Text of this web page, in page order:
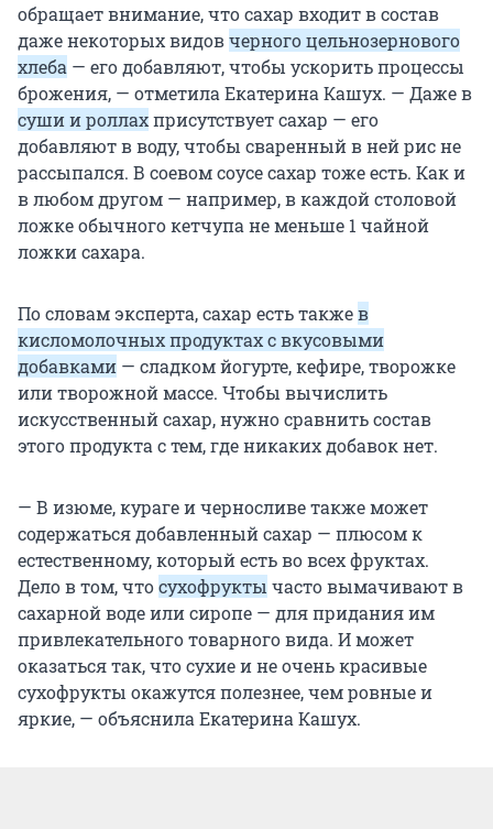
обращает внимание, что сахар входит в состав
даже некоторых видовчерного цельнозернового
хлеба — его добавляют, чтобы ускорить процессы
брожения, — отметила Екатерина Кашух. — Даже в
суши и роллахприсутствует сахар — его
добавляют в воду, чтобы сваренный в ней рис не
рассыпался. В соевом соусе сахар тоже есть. Как и
в любом другом — например, в каждой столовой
ложке обычного кетчупа не меньше 1 чайной
ложки сахара.
По словам эксперта, сахар есть такжев
кисломолочных продуктах с вкусовыми
добавками — сладком йогурте, кефире, творожке
или творожной массе. Чтобы вычислить
искусственный сахар, нужно сравнить состав
этого продукта с тем, где никаких добавок нет.
— В изюме, кураге и черносливе также может
содержаться добавленный сахар — плюсом к
естественному, который есть во всех фруктах.
Дело в том, чтосухофрукты часто вымачивают в
сахарной воде или сиропе — для придания им
привлекательного товарного вида. И может
оказаться так, что сухие и не очень красивые
сухофрукты окажутся полезнее, чем ровные и
яркие, — объяснила Екатерина Кашух.